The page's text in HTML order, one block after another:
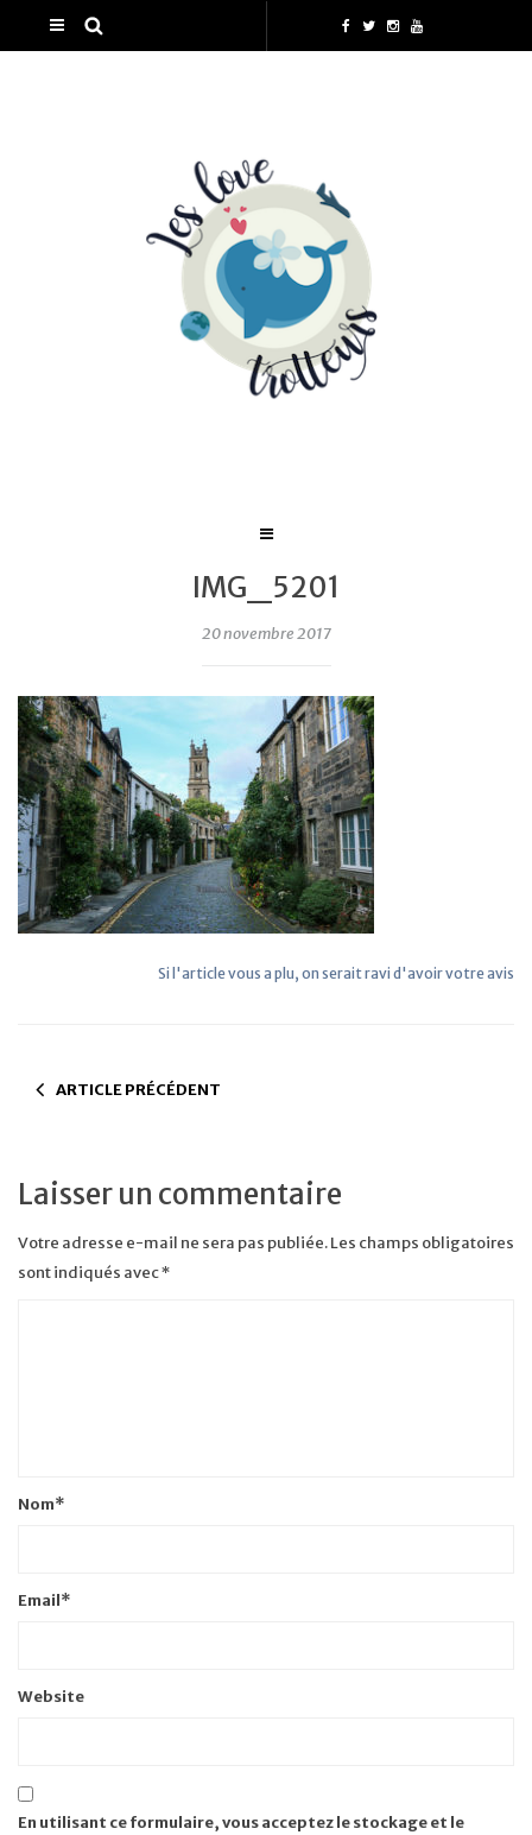
IMG_5201
20 novembre 2017
Si l'article vous a plu, on serait ravi d'avoir votre avis
ARTICLE PRÉCÉDENT
Laisser un commentaire
Votre adresse e-mail ne sera pas publiée.Les champs obligatoires
sont indiqués avec*
Nom*
Email*
Website
En utilisant ce formulaire, vous acceptez le stockage et le